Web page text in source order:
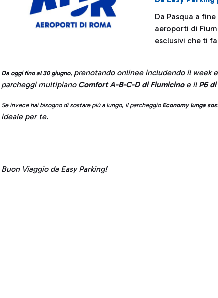
Da Pasqua a
aeroporti di
esclusivi che ti
Da oggi fino al 30 giugno, prenotando onlinee includendo il week
parcheggi multipiano Comfort A-B-C-D di Fiumicinoe ilP6
Se invece hai bisogno di sostare più a lungo, il parcheggio Economy lunga
ideale per te.
Buon Viaggio da Easy Parking!